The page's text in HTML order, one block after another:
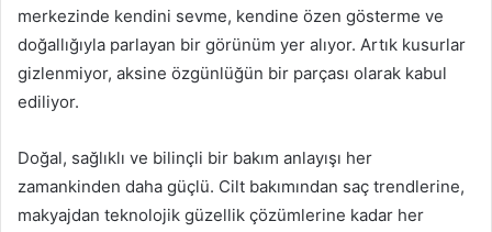
merkezinde kendini sevme, kendine özen gösterme ve
doğallığıyla parlayan bir görünüm yer alıyor. Artık kusurlar
gizlenmiyor, aksine özgünlüğün bir parçası olarak kabul
ediliyor.
Doğal, sağlıklı ve bilinçli bir bakım anlayışı her
zamankinden daha güçlü. Cilt bakımından saç trendlerine,
makyajdan teknolojik güzellik çözümlerine kadar her